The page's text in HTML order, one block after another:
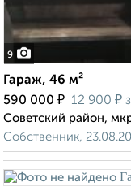
9
Гараж, 46 м²
590 000 ₽ 12 900 ₽
Советский район,
Собственник,